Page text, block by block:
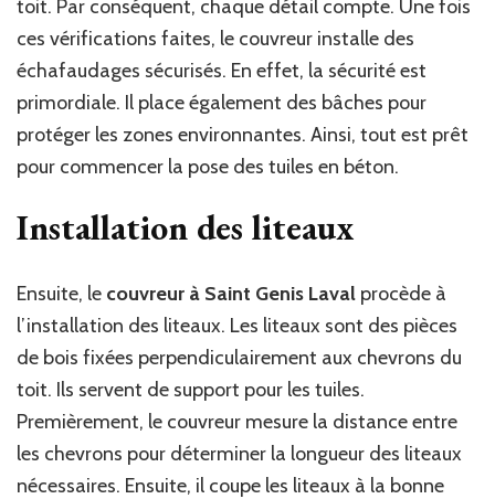
toit. Par conséquent, chaque détail compte. Une fois
ces vérifications faites, le couvreur installe des
échafaudages sécurisés. En effet, la sécurité est
primordiale. Il place également des bâches pour
protéger les zones environnantes. Ainsi, tout est prêt
pour commencer la pose des tuiles en béton.
Installation des liteaux
Ensuite, le couvreur à Saint Genis Laval procède à
l’installation des liteaux. Les liteaux sont des pièces
de bois fixées perpendiculairement aux chevrons du
toit. Ils servent de support pour les tuiles.
Premièrement, le couvreur mesure la distance entre
les chevrons pour déterminer la longueur des liteaux
nécessaires. Ensuite, il coupe les liteaux à la bonne